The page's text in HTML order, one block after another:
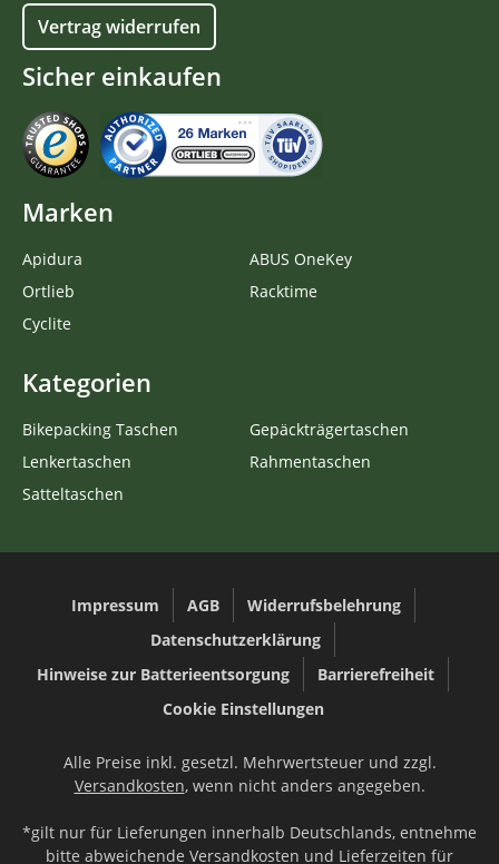
Vertrag widerrufen
Sicher einkaufen
Marken
Apidura
Ortlieb
Cyclite
ABUS OneKey
Racktime
Kategorien
Bikepacking Taschen
Lenkertaschen
Satteltaschen
Gepäckträgertaschen
Rahmentaschen
Impressum AGB
Widerrufsbelehrung
Datenschutzerklärung
Hinweise zur Batterieentsorgung
Barrierefreiheit
Cookie Einstellungen
Alle Preise inkl. gesetzl. Mehrwertsteuer und zzgl.
Versandkosten, wenn nicht anders angegeben.
*gilt nur für Lieferungen innerhalb Deutschlands, entnehme
bitte abweichende Versandkosten und Lieferzeiten für